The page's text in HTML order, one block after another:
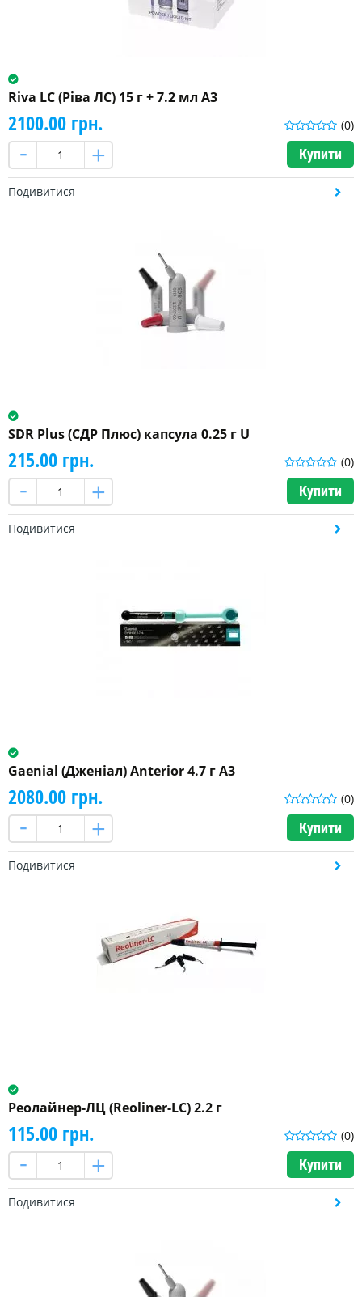
Riva LC (Ріва ЛС) 15 г + 7.2 мл A3
(0)
2100.00 грн.
Купити
Подивитися
SDR Plus (СДР Плюс) капсула 0.25 г U
(0)
215.00 грн.
Купити
Подивитися
Gaenial (Дженіал) Anterior 4.7 г A3
(0)
2080.00 грн.
Купити
Подивитися
Реолайнер-ЛЦ (Reoliner-LC) 2.2 г
(0)
115.00 грн.
Купити
Подивитися